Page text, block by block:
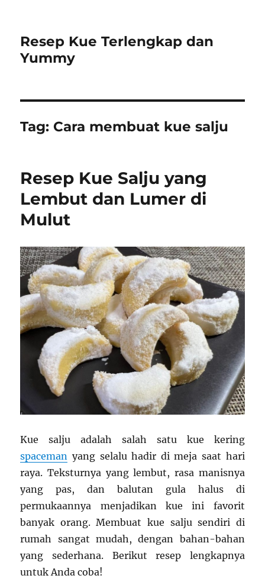
Resep Kue Terlengkap dan
Yummy
Tag: Cara membuat kue salju
Resep Kue Salju yang
Lembut dan Lumer di
Mulut
Kue salju adalah salah satu kue kering
spaceman yang selalu hadir di meja saat hari
raya. Teksturnya yang lembut, rasa manisnya
yang pas, dan balutan gula halus di
permukaannya menjadikan kue ini favorit
banyak orang. Membuat kue salju sendiri di
rumah sangat mudah, dengan bahan-bahan
yang sederhana. Berikut resep lengkapnya
untuk Anda coba!